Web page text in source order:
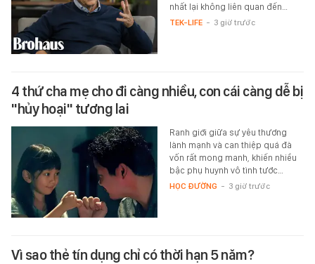
nhất lại không liên quan đến…
TEK-LIFE - 3 giờ trước
4 thứ cha mẹ cho đi càng nhiều, con cái càng dễ bị
"hủy hoại" tương lai
Ranh giới giữa sự yêu thương
lành mạnh và can thiệp quá đà
vốn rất mong manh, khiến nhiều
bậc phụ huynh vô tình tước…
HỌC ĐƯỜNG - 3 giờ trước
Vì sao thẻ tín dụng chỉ có thời hạn 5 năm?